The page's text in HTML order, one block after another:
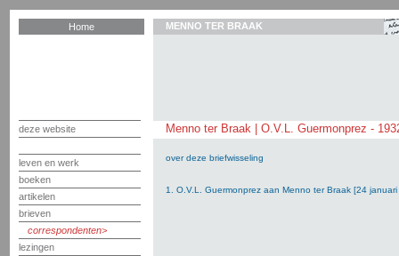
Home
deze website
leven en werk
boeken
artikelen
brieven
correspondenten
lezingen
MENNO TER BRAAK
Menno ter Braak | O.V.L. Guermonprez -
over deze briefwisseling
1. O.V.L. Guermonprez aan Menno ter Braak [24